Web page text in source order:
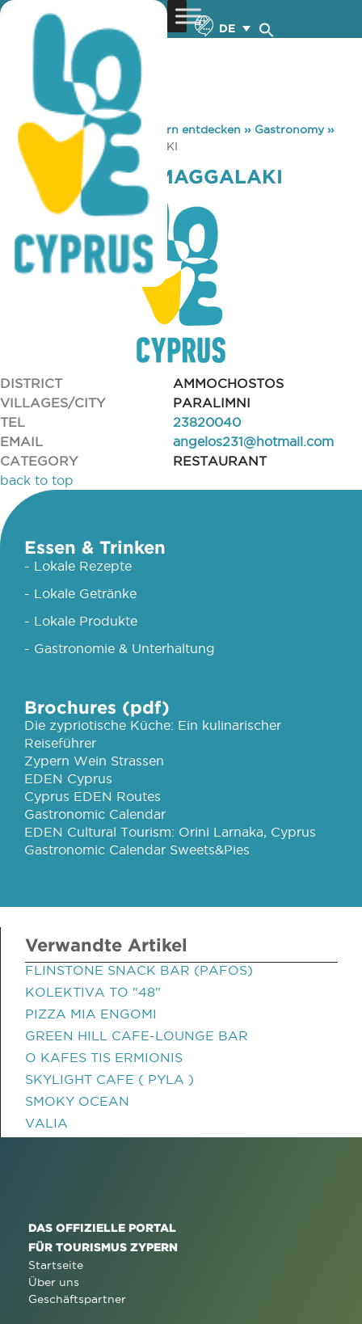
DE
You are here: Home »Zypern entdecken » Gastronomy»
TAVERNEIO TO MAGGALAKI
TAVERNEIO TO MAGGALAKI
DISTRICT
AMMOCHOSTOS
VILLAGES/CITY
PARALIMNI
TEL
23820040
EMAIL
angelos231@hotmail.com
CATEGORY
RESTAURANT
back to top
Essen & Trinken
- Lokale Rezepte
- Lokale Getränke
- Lokale Produkte
- Gastronomie & Unterhaltung
Brochures (pdf)
Die zypriotische Küche: Ein kulinarischer
Reiseführer
Zypern Wein Strassen
EDEN Cyprus
Cyprus EDEN Routes
Gastronomic Calendar
EDEN Cultural Tourism: Orini Larnaka, Cyprus
Gastronomic Calendar Sweets&Pies
Verwandte Artikel
FLINSTONE SNACK BAR (PAFOS)
KOLEKTIVA TO "48"
PIZZA MIA ENGOMI
GREEN HILL CAFE-LOUNGE BAR
O KAFES TIS ERMIONIS
SKYLIGHT CAFE ( PYLA )
SMOKY OCEAN
VALIA
DAS OFFIZIELLE PORTAL
FÜR TOURISMUS ZYPERN
Startseite
Über uns
Geschäftspartner